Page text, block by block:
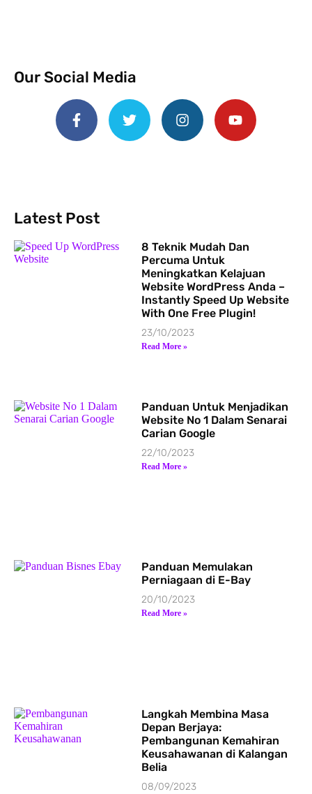
Our Social Media
Latest Post
8 Teknik Mudah Dan
Percuma Untuk
Meningkatkan Kelajuan
Website WordPress Anda –
Instantly Speed Up Website
With One Free Plugin!
23/10/2023
Read More »
Panduan Untuk Menjadikan
Website No 1 Dalam Senarai
Carian Google
22/10/2023
Read More »
Panduan Memulakan
Perniagaan di E-Bay
20/10/2023
Read More »
Langkah Membina Masa
Depan Berjaya:
Pembangunan Kemahiran
Keusahawanan di Kalangan
Belia
08/09/2023